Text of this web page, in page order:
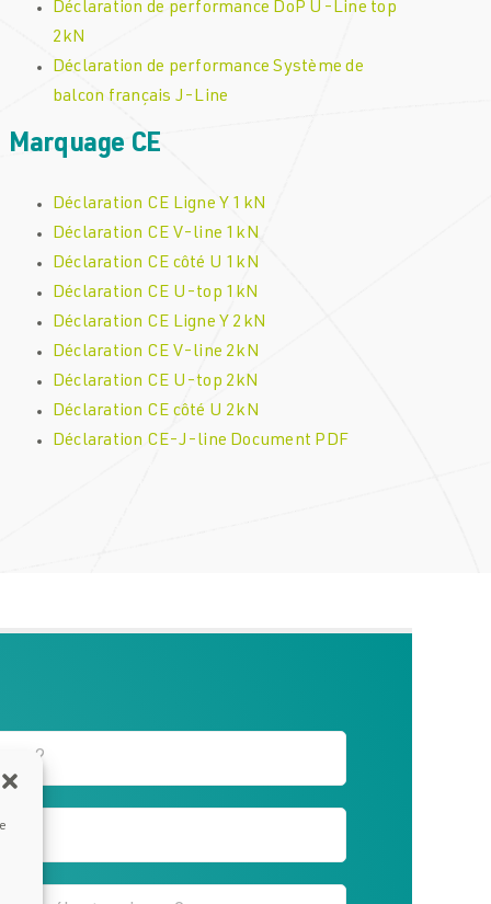
Déclaration de performance DoP U-Line top
2kN
Déclaration de performance Système de
balcon français J-Line
Marquage CE
Déclaration CE Ligne Y 1kN
Déclaration CE V-line 1kN
Déclaration CE côté U 1kN
Déclaration CE U-top 1kN
Déclaration CE Ligne Y 2kN
Déclaration CE V-line 2kN
Déclaration CE U-top 2kN
Déclaration CE côté U 2kN
Déclaration CE-J-line Document PDF